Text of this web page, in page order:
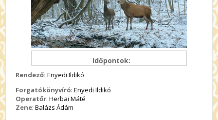
Időpontok:
Rendező: Enyedi Ildikó
Forgatókönyvíró: Enyedi Ildikó
Operatőr: Herbai Máté
Zene: Balázs Ádám